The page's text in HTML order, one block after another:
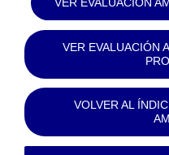
VER EVALUACIÓN
VOLVER AL